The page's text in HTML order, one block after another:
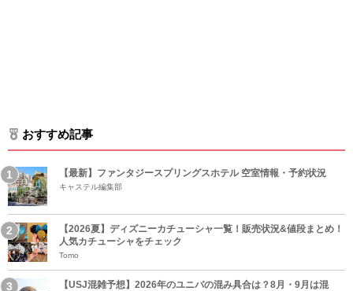
おすすめ記事
【最新】ファンタジースプリングスホテル 空室情報・予約状況
キャステル編集部
【2026夏】ディズニーカチューシャ一覧！販売状況&値段まとめ！
人気カチューシャをチェック
Tomo
【USJ混雑予想】2026年のユニバの混み具合は？8月・9月は混